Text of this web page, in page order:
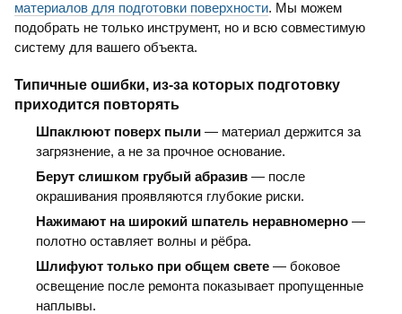
материалов для подготовки поверхности. Мы можем
подобрать не только инструмент, но и всю совместимую
систему для вашего объекта.
Типичные ошибки, из-за которых подготовку
приходится повторять
Шпаклюют поверх пыли — материал держится за
загрязнение, а не за прочное основание.
Берут слишком грубый абразив — после
окрашивания проявляются глубокие риски.
Нажимают на широкий шпатель неравномерно —
полотно оставляет волны и рёбра.
Шлифуют только при общем свете — боковое
освещение после ремонта показывает пропущенные
наплывы.